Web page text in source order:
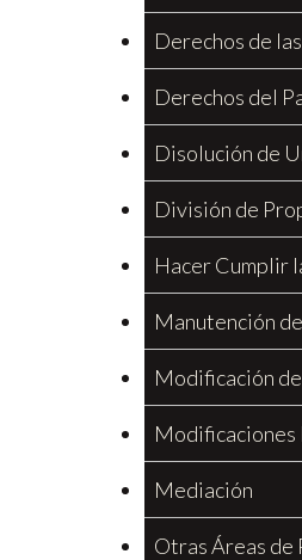
Derechos de
Derechos del
Disolución de
División de
Hacer Cumplir
Manutención
Modificación
Mediación
Otras Áreas de